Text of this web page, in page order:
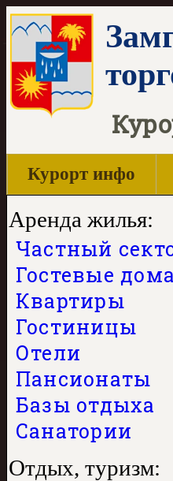
Курорт инфо
Аренда жилья:
Частный
Гостевые дома
Квартиры
Гостиницы
Отели
Пансионаты
Базы отдыха
Санатории
Отдых, туризм: